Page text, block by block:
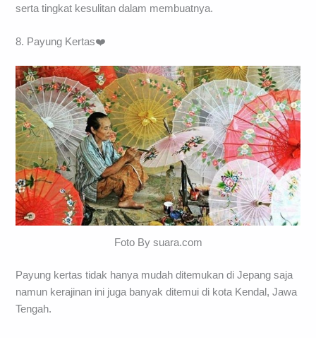
serta tingkat kesulitan dalam membuatnya.
8. Payung Kertas❤️
Foto By suara.com
Payung kertas tidak hanya mudah ditemukan di Jepang saja
namun kerajinan ini juga banyak ditemui di kota Kendal, Jawa
Tengah.